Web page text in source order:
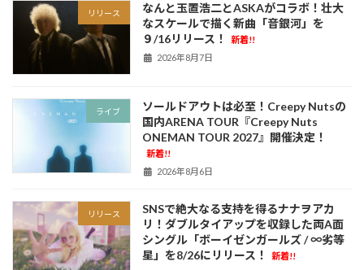
リリース
なんと玉置浩二とASKAがコラボ！壮大
なスケールで描く新曲「音銀河」を
９/16リリース！
新着!!
2026年8月7日
ライブ
ソールドアウトは必至！Creepy Nutsの
国内ARENA TOUR『Creepy Nuts
ONEMAN TOUR 2027』開催決定！
新着!!
2026年8月6日
リリース
SNSで絶大なる支持を得るナナヲアカ
リ！ダブルタイアップを収録した両A面
シングル「ボーイゼンガールズ / ∞劣等
星」を8/26にリリース！
新着!!